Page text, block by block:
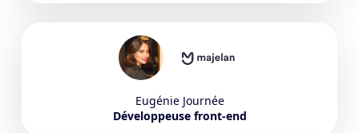
Eugénie Journée
Développeuse front-end